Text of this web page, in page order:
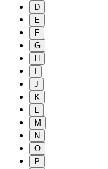
D
E
F
G
H
J
K
L
M
N
O
P